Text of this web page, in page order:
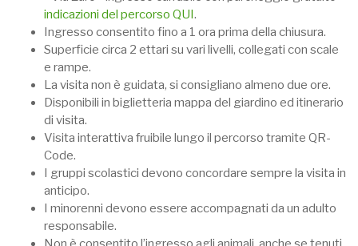
indicazioni del percorso QUI.
Ingresso consentito fino a 1 ora prima della chiusura.
Superficie circa 2 ettari su vari livelli, collegati con scale
e rampe.
La visita non è guidata, si consigliano almeno due ore.
Disponibili in biglietteria mappa del giardino ed itinerario
di visita.
Visita interattiva fruibile lungo il percorso tramite QR-
Code.
I gruppi scolastici devono concordare sempre la visita in
anticipo.
I minorenni devono essere accompagnati da un adulto
responsabile.